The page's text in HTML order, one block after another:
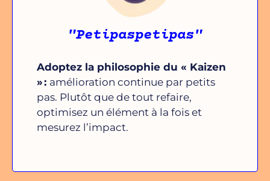
"Petipaspetipas"
Adoptez la philosophie du « Kaizen
» : amélioration continue par petits
pas. Plutôt que de tout refaire,
optimisez un élément à la fois et
mesurez l’impact.